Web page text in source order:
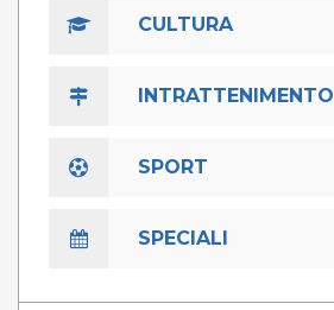
CULTURA
INTRATTENIMENTO
SPORT
SPECIALI